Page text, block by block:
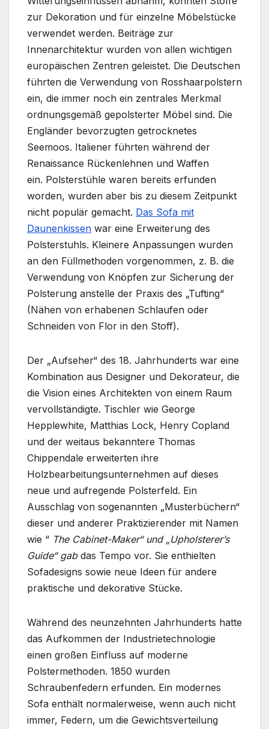
zur Dekoration und für einzelne Möbelstücke
verwendet werden. Beiträge zur
Innenarchitektur wurden von allen wichtigen
europäischen Zentren geleistet. Die Deutschen
führten die Verwendung von Rosshaarpolstern
ein, die immer noch ein zentrales Merkmal
ordnungsgemäß gepolsterter Möbel sind. Die
Engländer bevorzugten getrocknetes
Seemoos. Italiener führten während der
Renaissance Rückenlehnen und Waffen
ein. Polsterstühle waren bereits erfunden
worden, wurden aber bis zu diesem Zeitpunkt
nicht populär gemacht. Das Sofa mit
Daunenkissen war eine Erweiterung des
Polsterstuhls. Kleinere Anpassungen wurden
an den Füllmethoden vorgenommen, z. B. die
Verwendung von Knöpfen zur Sicherung der
Polsterung anstelle der Praxis des „Tufting“
(Nähen von erhabenen Schlaufen oder
Schneiden von Flor in den Stoff).
Der „Aufseher“ des 18. Jahrhunderts war eine
Kombination aus Designer und Dekorateur, die
die Vision eines Architekten von einem Raum
vervollständigte. Tischler wie George
Hepplewhite, Matthias Lock, Henry Copland
und der weitaus bekanntere Thomas
Chippendale erweiterten ihre
Holzbearbeitungsunternehmen auf dieses
neue und aufregende Polsterfeld. Ein
Ausschlag von sogenannten „Musterbüchern“
dieser und anderer Praktizierender mit Namen
wie “ The Cabinet-Maker“ und „Upholsterer’s
Guide“ gab das Tempo vor. Sie enthielten
Sofadesigns sowie neue Ideen für andere
praktische und dekorative Stücke.
Während des neunzehnten Jahrhunderts hatte
das Aufkommen der Industrietechnologie
einen großen Einfluss auf moderne
Polstermethoden. 1850 wurden
Schraubenfedern erfunden. Ein modernes
Sofa enthält normalerweise, wenn auch nicht
immer, Federn, um die Gewichtsverteilung